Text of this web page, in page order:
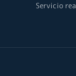
Servicio